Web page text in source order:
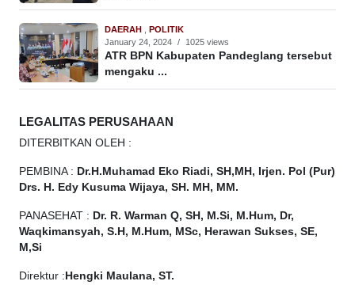
DAERAH
POLITIK
January 24, 2024 / 1025 views
ATR BPN Kabupaten Pandeglang tersebut
mengaku ...
LEGALITAS PERUSAHAAN
DITERBITKAN OLEH :
PEMBINA : Dr.H.Muhamad Eko Riadi, SH,MH, Irjen. Pol (Pur)
Drs. H. Edy Kusuma Wijaya, SH. MH, MM.
PANASEHAT : Dr. R. Warman Q, SH, M.Si, M.Hum, Dr,
Waqkimansyah, S.H, M.Hum, MSc, Herawan Sukses, SE,
M,Si
Direktur : Hengki Maulana, ST.